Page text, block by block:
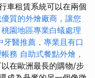
車租賃系統可以在兩個
質的外燴廠商，讓您
園地區專業白蟻處理
牙醫推薦，專業且有口
務 自助式餐點外燴，
在歐洲最長的購物/步